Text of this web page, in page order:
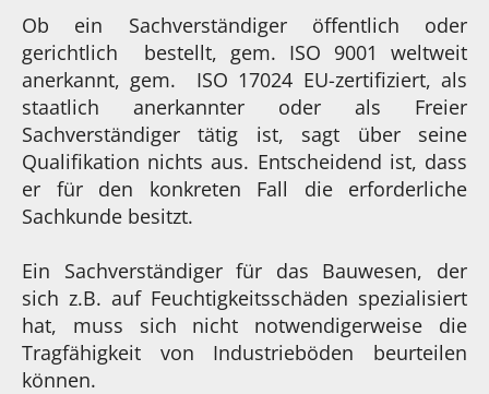
Ob ein Sachverständiger öffentlich oder
gerichtlich bestellt, gem. ISO 9001 weltweit
anerkannt, gem. ISO 17024 EU-zertifiziert, als
staatlich anerkannter oder als Freier
Sachverständiger tätig ist, sagt über seine
Qualifikation nichts aus. Entscheidend ist, dass
er für den konkreten Fall die erforderliche
Sachkunde besitzt.
Ein Sachverständiger für das Bauwesen, der
sich z.B. auf Feuchtigkeitsschäden spezialisiert
hat, muss sich nicht notwendigerweise die
Tragfähigkeit von Industrieböden beurteilen
können.